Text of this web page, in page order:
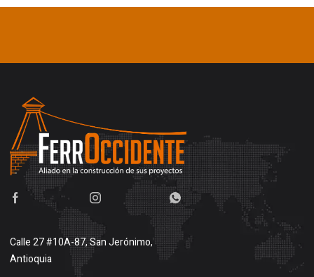
Calle 27 #10A-87, San Jerónimo,
Antioquia